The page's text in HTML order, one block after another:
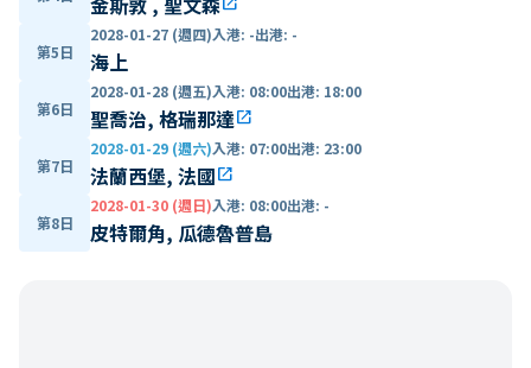
第5日
2028-01-27 (週四)入港: -出港: -
海上
第6日
2028-01-28 (週五)入港: 08:00出港: 18:00
聖喬治, 格瑞那達open_in_new
第7日
2028-01-29 (週六)入港: 07:00出港: 23:00
法蘭西堡, 法國open_in_new
第8日
2028-01-30 (週日)入港: 08:00出港: -
皮特爾角, 瓜德魯普島